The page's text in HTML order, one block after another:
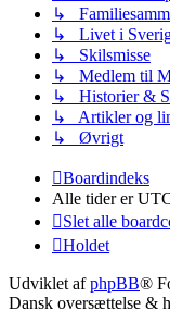
↳
↳ Livet i
↳ Skilsmisse
↳ Medlem til
↳ Historier &
↳ Artikler og
↳ Øvrigt
Boardindeks
Alle tider er
Slet alle
Holdet
Udviklet afphpBB®
Dansk oversættelse &